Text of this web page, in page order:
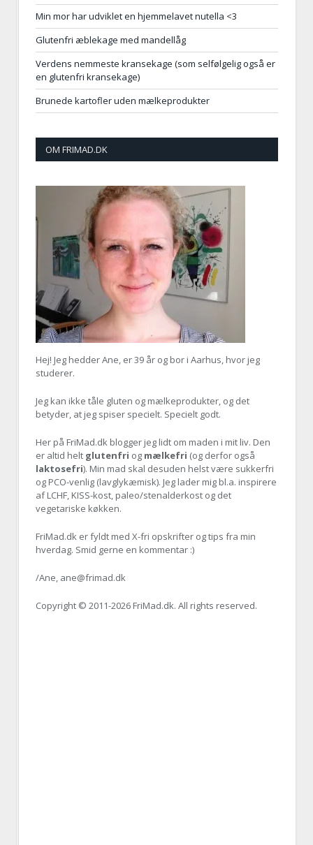
Min mor har udviklet en hjemmelavet nutella <3
Glutenfri æblekage med mandellåg
Verdens nemmeste kransekage (som selfølgelig også er
en glutenfri kransekage)
Brunede kartofler uden mælkeprodukter
OM FRIMAD.DK
Hej! Jeg hedder Ane, er39 år og bor i Aarhus, hvor jeg
studerer.
Jeg kan ikke tåle gluten og mælkeprodukter, og det
betyder, at jeg spiser specielt. Specielt godt.
Her på FriMad.dk blogger jeg lidt om maden i mit liv. Den
er altid helt glutenfri og mælkefri (og derfor også
laktosefri). Min mad skal desuden helst være sukkerfri
og PCO-venlig (lavglykæmisk). Jeg lader mig bl.a. inspirere
af LCHF, KISS-kost, paleo/stenalderkost og det
vegetariske køkken.
FriMad.dk er fyldt med X-fri opskrifter og tips fra min
hverdag. Smid gerne en kommentar :)
/Ane, ane@frimad.dk
Copyright © 2011-2026 FriMad.dk. All rights reserved.